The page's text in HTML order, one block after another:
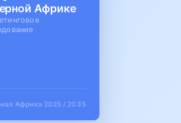
Африке
Африка 2025 / 2035